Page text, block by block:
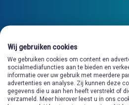
Wij gebruiken cookies
We gebruiken cookies om content en
socialmediafuncties aan te bieden en
informatie over uw gebruik met meerdere
advertenties en analyse. Zij kunnen deze
gegevens die u aan hen heeft verstrekt of
verzameld. Meer hierover leest u in ons